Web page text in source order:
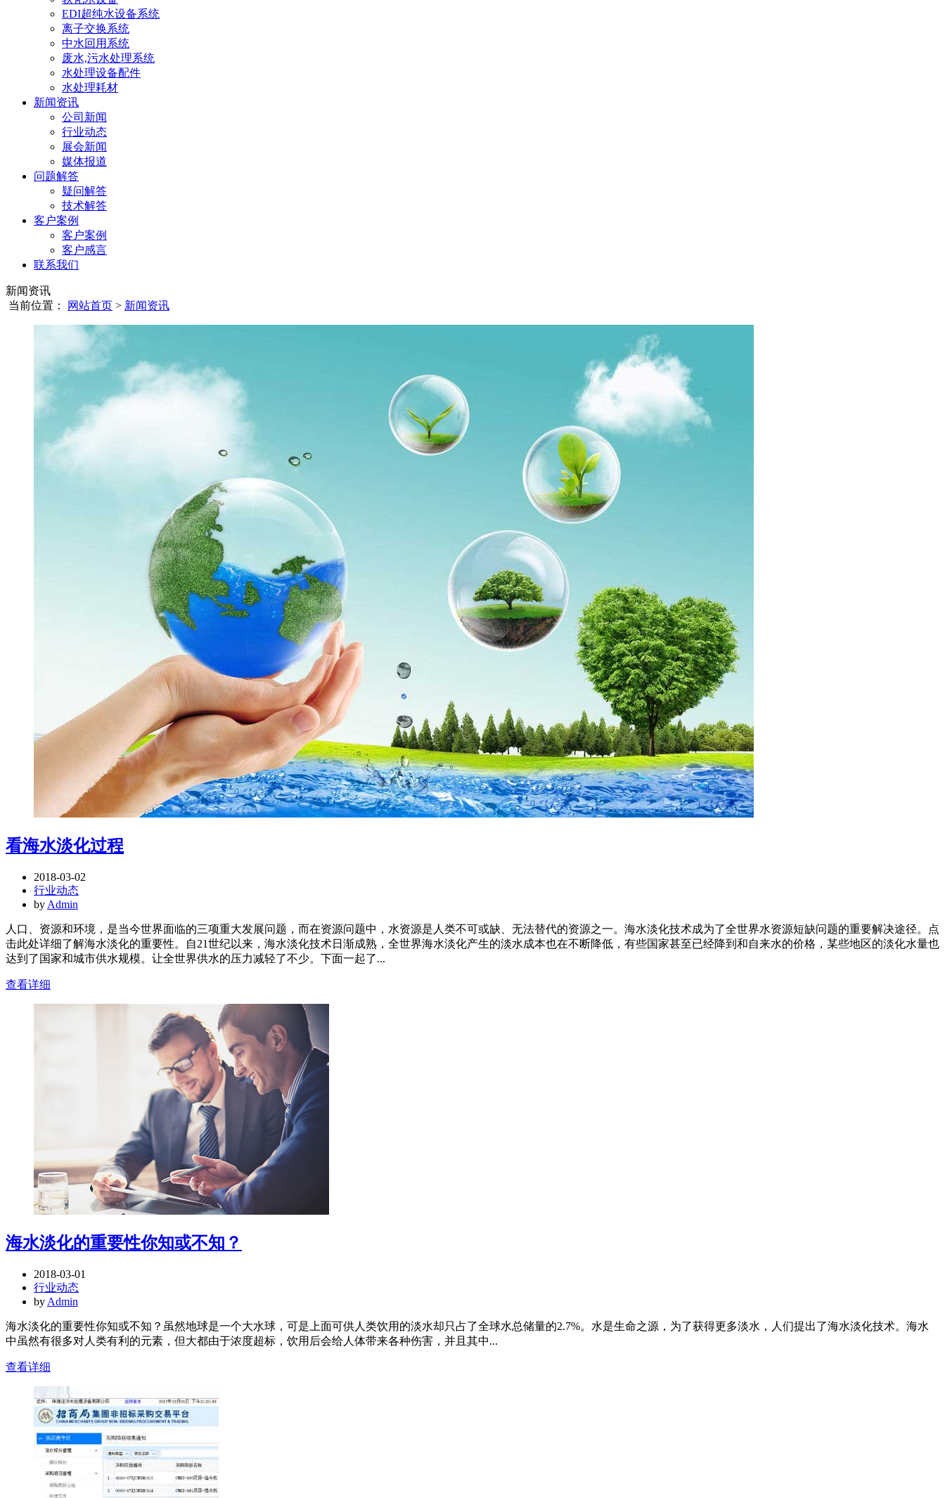
EDI超纯水设备系统
离子交换系统
中水回用系统
废水,污水处理系统
水处理设备配件
水处理耗材
新闻资讯
公司新闻
行业动态
展会新闻
媒体报道
问题解答
疑问解答
技术解答
客户案例
客户案例
客户感言
联系我们
新闻资讯
当前位置：
网站首页 > 新闻资讯
看海水淡化过程
2018-03-02
行业动态
by Admin
人口、资源和环境，是当今世界面临的三项重大发展问题，而在资源问题中，水资源是人类不可或缺、无法替代的资源之一。海水淡化技术成为了全世界水资源短缺问题的重要解决途径。点
击此处详细了解海水淡化的重要性。自21世纪以来，海水淡化技术日渐成熟，全世界海水淡化产生的淡水成本也在不断降低，有些国家甚至已经降到和自来水的价格，某些地区的淡化水量也
达到了国家和城市供水规模。让全世界供水的压力减轻了不少。下面一起了...
查看详细
海水淡化的重要性你知或不知？
2018-03-01
行业动态
by Admin
海水淡化的重要性你知或不知？虽然地球是一个大水球，可是上面可供人类饮用的淡水却只占了全球水总储量的2.7%。水是生命之源，为了获得更多淡水，人们提出了海水淡化技术。海水
中虽然有很多对人类有利的元素，但大都由于浓度超标，饮用后会给人体带来各种伤害，并且其中...
查看详细